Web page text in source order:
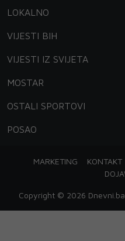
LOKALNO
VIJESTI BIH
VIJESTI IZ SVIJETA
MOSTAR
OSTALI SPORTOVI
POSAO
MARKETING KONTAKT
Copyright © 2026